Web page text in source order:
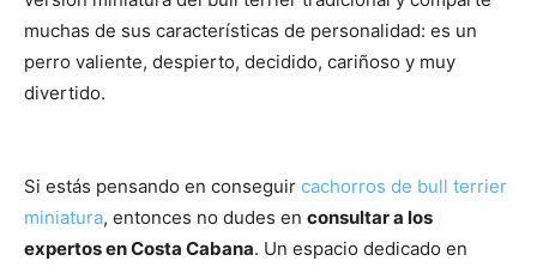
Perros
–
muchas de sus características de personalidad: es un
perro valiente, despierto, decidido, cariñoso y muy
divertido.
Si estás pensando en conseguir cachorros de bull terrier
miniatura, entonces no dudes en consultar a los
expertos en Costa Cabana. Un espacio dedicado en